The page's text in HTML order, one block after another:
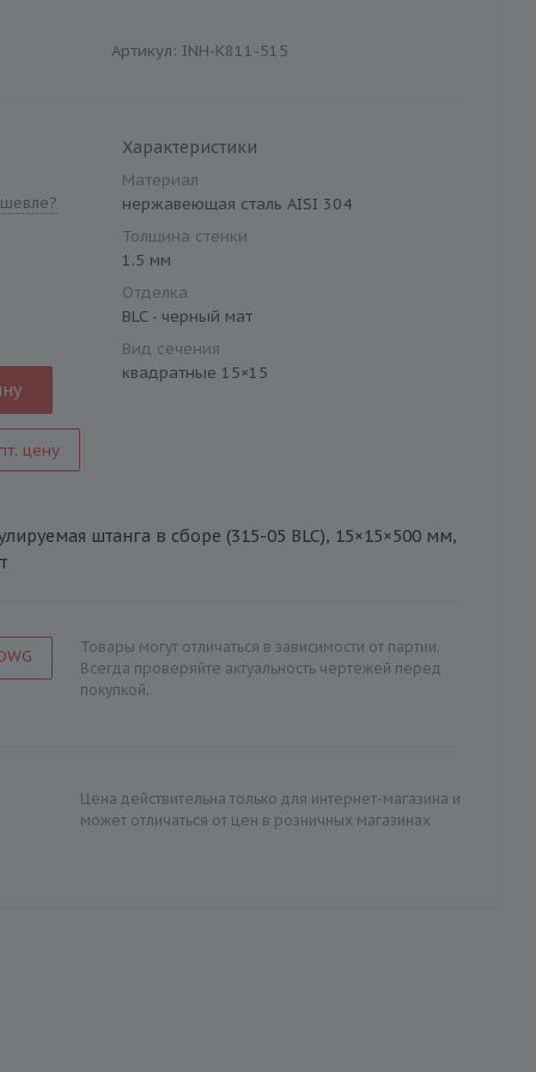
Артикул: INH-K811-515
цену
Характеристики
Материал
нержавеющая сталь AISI 304
Толщина стенки
1.5 мм
Отделка
BLC - черный мат
Вид сечения
квадратные 15×15
штанга в сборе (315-05 BLC), 15×15×500 мм,
Товары могут отличаться в зависимости от партии.
Всегда проверяйте актуальность чертежей перед
покупкой.
Цена действительна только для интернет-магазина и
может отличаться от цен в розничных магазинах